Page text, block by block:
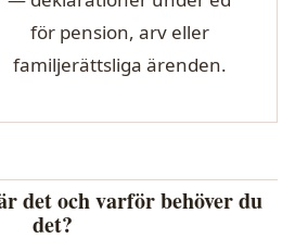
för pension, arv eller
familjerättsliga ärenden.
det och varför behöver du
det?